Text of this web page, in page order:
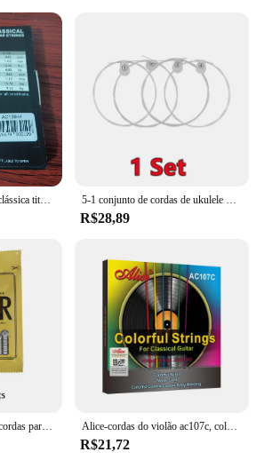
R$28,89
Alice-cordas do violão ac107c, colorido, nylon, revestido, liga de cobre, normal Tensão, 028-043 polegadas
R$21,72